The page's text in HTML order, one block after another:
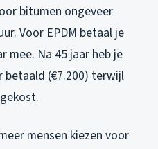
bitumen ongeveer
Voor EPDM betaal je
mee. Na 45 jaar heb je
betaald (€7.200) terwijl
mensen kiezen voor